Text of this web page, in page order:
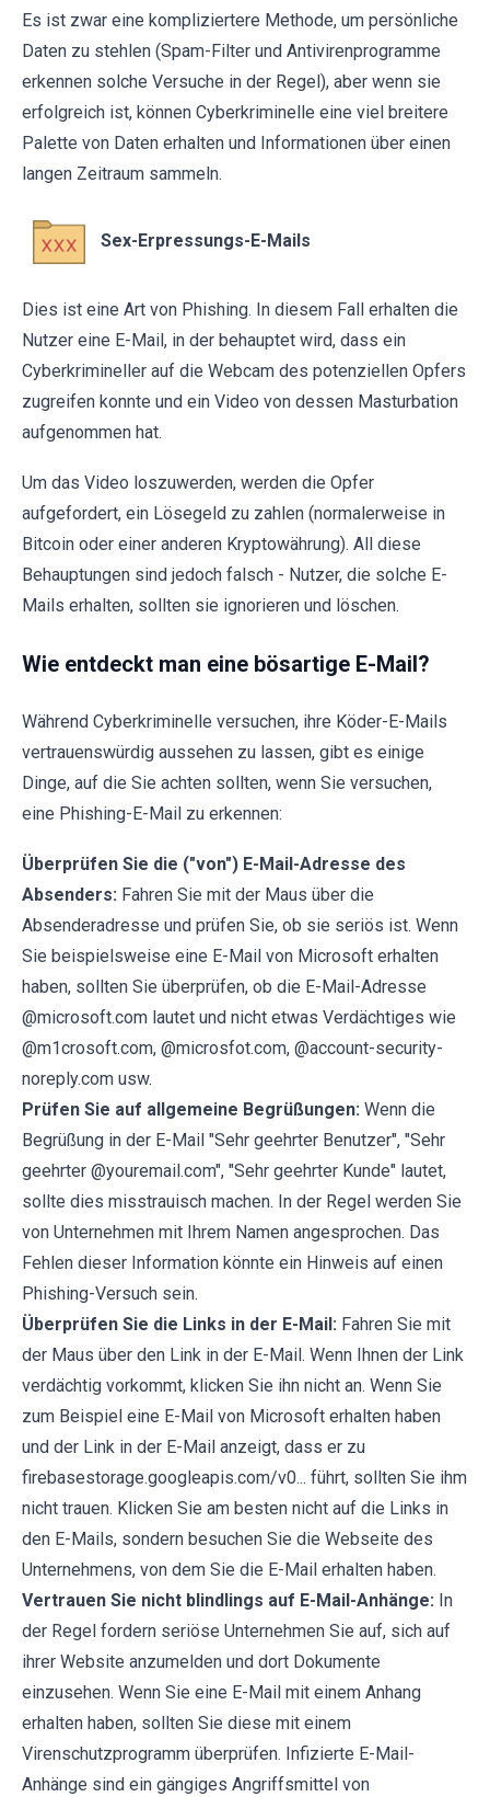
Es ist zwar eine kompliziertere Methode, um persönliche
Daten zu stehlen (Spam-Filter und Antivirenprogramme
erkennen solche Versuche in der Regel), aber wenn sie
erfolgreich ist, können Cyberkriminelle eine viel breitere
Palette von Daten erhalten und Informationen über einen
langen Zeitraum sammeln.
Sex-Erpressungs-E-Mails
Dies ist eine Art von Phishing. In diesem Fall erhalten die
Nutzer eine E-Mail, in der behauptet wird, dass ein
Cyberkrimineller auf die Webcam des potenziellen Opfers
zugreifen konnte und ein Video von dessen Masturbation
aufgenommen hat.
Um das Video loszuwerden, werden die Opfer
aufgefordert, ein Lösegeld zu zahlen (normalerweise in
Bitcoin oder einer anderen Kryptowährung). All diese
Behauptungen sind jedoch falsch - Nutzer, die solche E-
Mails erhalten, sollten sie ignorieren und löschen.
Wie entdeckt man eine bösartige E-Mail?
Während Cyberkriminelle versuchen, ihre Köder-E-Mails
vertrauenswürdig aussehen zu lassen, gibt es einige
Dinge, auf die Sie achten sollten, wenn Sie versuchen,
eine Phishing-E-Mail zu erkennen:
Überprüfen Sie die ("von") E-Mail-Adresse des
Absenders: Fahren Sie mit der Maus über die
Absenderadresse und prüfen Sie, ob sie seriös ist. Wenn
Sie beispielsweise eine E-Mail von Microsoft erhalten
haben, sollten Sie überprüfen, ob die E-Mail-Adresse
@microsoft.com lautet und nicht etwas Verdächtiges wie
@m1crosoft.com, @microsfot.com, @account-security-
noreply.com usw.
Prüfen Sie auf allgemeine Begrüßungen: Wenn die
Begrüßung in der E-Mail "Sehr geehrter Benutzer", "Sehr
geehrter @youremail.com", "Sehr geehrter Kunde" lautet,
sollte dies misstrauisch machen. In der Regel werden Sie
von Unternehmen mit Ihrem Namen angesprochen. Das
Fehlen dieser Information könnte ein Hinweis auf einen
Phishing-Versuch sein.
Überprüfen Sie die Links in der E-Mail: Fahren Sie mit
der Maus über den Link in der E-Mail. Wenn Ihnen der Link
verdächtig vorkommt, klicken Sie ihn nicht an. Wenn Sie
zum Beispiel eine E-Mail von Microsoft erhalten haben
und der Link in der E-Mail anzeigt, dass er zu
firebasestorage.googleapis.com/v0... führt, sollten Sie ihm
nicht trauen. Klicken Sie am besten nicht auf die Links in
den E-Mails, sondern besuchen Sie die Webseite des
Unternehmens, von dem Sie die E-Mail erhalten haben.
Vertrauen Sie nicht blindlings auf E-Mail-Anhänge: In
der Regel fordern seriöse Unternehmen Sie auf, sich auf
ihrer Website anzumelden und dort Dokumente
einzusehen. Wenn Sie eine E-Mail mit einem Anhang
erhalten haben, sollten Sie diese mit einem
Virenschutzprogramm überprüfen. Infizierte E-Mail-
Anhänge sind ein gängiges Angriffsmittel von